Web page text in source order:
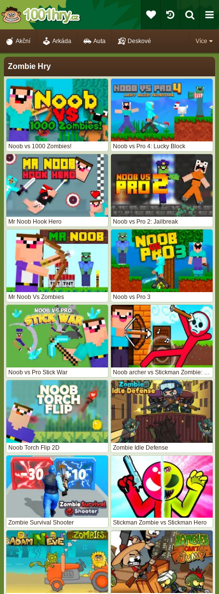
Více
Akční Arkáda Auta Deskové
Zombie Hry
Noob vs 1000 Zombies! Noob vs Pro 4: Lucky Block
Mr Noob Hook Hero Noob vs Pro 2: Jailbreak
Mr Noob Vs Zombies Noob vs Pro 3
Noob vs Pro Stick War
Noob Torch Flip 2D Zombie Idle Defense
Zombie Survival Shooter Stickman Zombie vs Stickman Hero